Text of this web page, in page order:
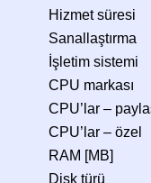
Hizmet süresi
Sanallaştırma
İşletim sistemi
CPU markası
CPU’lar –
CPU’lar – özel
RAM [MB]
Disk türü